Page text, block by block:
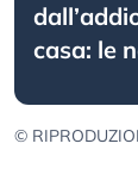
casa: le
©